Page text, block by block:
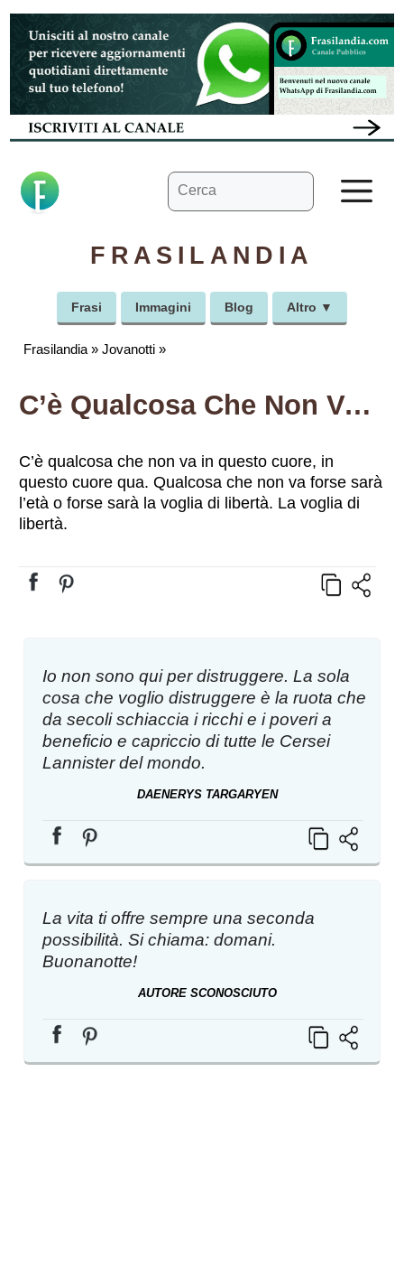
Vai
contenuto
Ricerca
per:
FRASILANDIA
Frasi Immagini Blog Altro ▼
Frasilandia »Jovanotti »
C’è Qualcosa Che Non Va In Questo Cuore, In Questo Cuore Qua. Qualcosa Che Non Va Forse Sarà L’età O Forse Sarà La Voglia Di Libertà. La Voglia Di Libertà.
C’è qualcosa che non va in questo cuore, in
questo cuore qua. Qualcosa che non va forse sarà
l’età o forse sarà la voglia di libertà. La voglia di
libertà.
Io non sono qui per distruggere. La sola
cosa che voglio distruggere è la ruota che
da secoli schiaccia i ricchi e i poveri a
beneficio e capriccio di tutte le Cersei
Lannister del mondo.
DAENERYS TARGARYEN
La vita ti offre sempre una seconda
possibilità. Si chiama: domani.
Buonanotte!
AUTORE SCONOSCIUTO